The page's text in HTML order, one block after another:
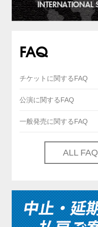
FAQ
チケットに関するFAQ
公演に関するFAQ
一般発売に関するFAQ
ALL FAQ